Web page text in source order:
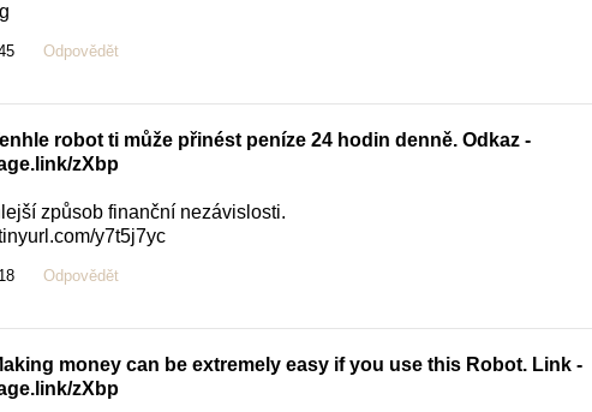
Odpovědět
robot ti může přinést peníze 24 hodin denně. Odkaz -
zXbp
způsob finanční nezávislosti.
y7t5j7yc
Odpovědět
money can be extremely easy if you use this Robot. Link -
zXbp